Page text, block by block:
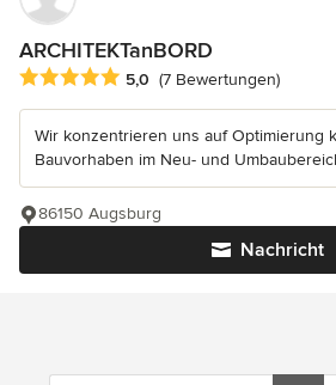
ARCHITEKTanBORD
Durchschnittliche Bewertung: 5 von 5
5,0 (7 Bewertungen)
Wir konzentrieren uns auf Optimierung
Bauvorhaben im Neu- und
Nachricht
86150 Augsburg